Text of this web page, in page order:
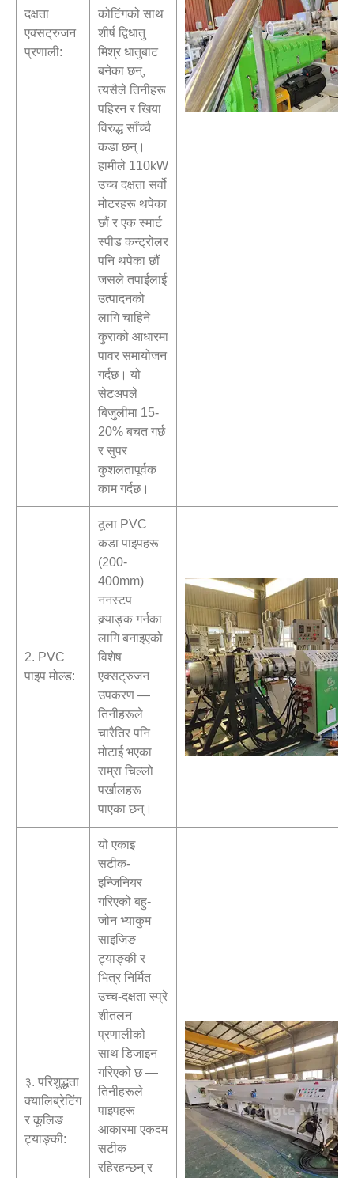
दक्षता
एक्सट्रुजन
प्रणाली:
कोटिंगको साथ
शीर्ष द्विधातु
मिश्र धातुबाट
बनेका छन्,
त्यसैले तिनीहरू
पहिरन र खिया
विरुद्ध साँच्चै
कडा छन्।
हामीले 110kW
उच्च दक्षता सर्वो
मोटरहरू थपेका
छौं र एक स्मार्ट
स्पीड कन्ट्रोलर
पनि थपेका छौं
जसले तपाईंलाई
उत्पादनको
लागि चाहिने
कुराको आधारमा
पावर समायोजन
गर्दछ। यो
सेटअपले
बिजुलीमा 15-
20% बचत गर्छ
र सुपर
कुशलतापूर्वक
काम गर्दछ।
2. PVC
पाइप मोल्ड:
ठूला PVC
कडा पाइपहरू
(200-
400mm)
ननस्टप
क्र्याङ्क गर्नका
लागि बनाइएको
विशेष
एक्सट्रुजन
उपकरण —
तिनीहरूले
चारैतिर पनि
मोटाई भएका
राम्रा चिल्लो
पर्खालहरू
पाएका छन्।
३. परिशुद्धता
क्यालिब्रेटिंग
र कूलिङ
ट्याङ्की:
यो एकाइ
सटीक-
इन्जिनियर
गरिएको बहु-
जोन भ्याकुम
साइजिङ
ट्याङ्की र
भित्र निर्मित
उच्च-दक्षता स्प्रे
शीतलन
प्रणालीको
साथ डिजाइन
गरिएको छ —
तिनीहरूले
पाइपहरू
आकारमा एकदम
सटीक
रहिरहन्छन् र